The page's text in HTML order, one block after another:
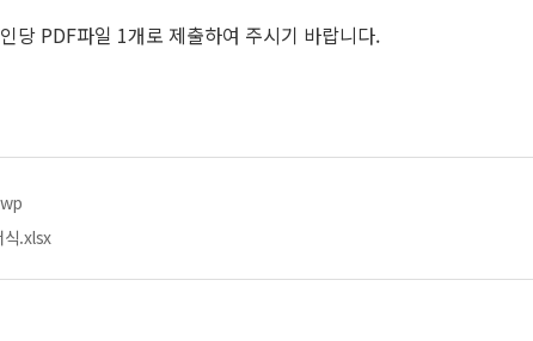
당 PDF파일 1개로 제출하여 주시기 바랍니다.
식.xlsx